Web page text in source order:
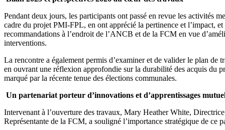
Pendant deux jours, les participants ont passé en revue les activités
cadre du projet PMI-FPL, en ont apprécié la pertinence et l’impact,
recommandations à l’endroit de l’ANCB et de la FCM en vue
interventions.
La rencontre a également permis d’examiner et de valider le plan de
en ouvrant une réflexion approfondie sur la durabilité des acquis du
marqué par la récente tenue des élections communales.
Un partenariat porteur d’innovations et d’apprentissages
Intervenant à l’ouverture des travaux, Mary Heather White,
Représentante de la FCM, a souligné l’importance stratégique de ce